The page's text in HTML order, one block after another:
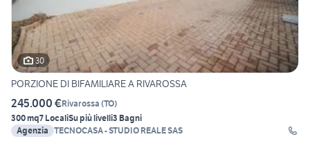
30
PORZIONE DI BIFAMILIARE A RIVAROSSA
245.000 €Rivarossa (TO)
300 mq7 LocaliSu più livelli3 Bagni
Agenzia
TECNOCASA - STUDIO REALE SAS